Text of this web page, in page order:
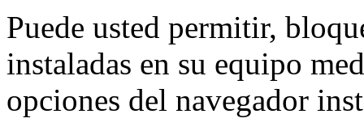
Puede usted permitir,
instaladas en su equipo
opciones del navegador